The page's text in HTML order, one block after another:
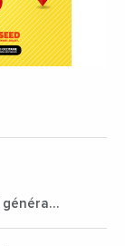
général